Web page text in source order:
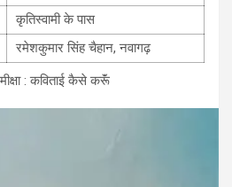
कृतिस्वामी के पास
रमेशकुमार सिंह चैहान, नवागढ़
: कविताई कैसे करूॅं